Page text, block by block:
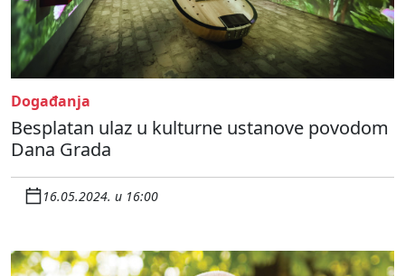
Događanja
Besplatan ulaz u kulturne ustanove povodom
Dana Grada
16.05.2024. u 16:00